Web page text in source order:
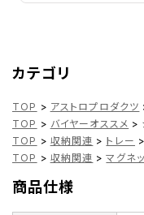
カテゴリ
TOP > アストロプロダクツ
TOP > バイヤーオススメ >
TOP > 収納関連 > トレー >
TOP > 収納関連 > マグネ
商品仕様